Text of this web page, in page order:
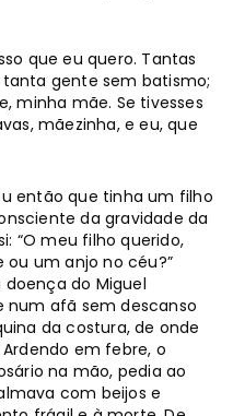
que eu quero. Tantas
gente sem batismo;
minha mãe. Se tivesses
mãezinha, e eu, que
então que tinha um filho
da gravidade da
“O meu filho querido,
ou um anjo no céu?”
doença do Miguel
num afã sem descanso
da costura, de onde
em febre, o
na mão, pedia ao
com beijos e